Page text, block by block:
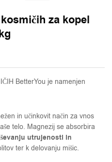
za kopel
BetterYou je namenjen
in učinkovit način za vnos
telo. Magnezij se absorbira
utrujenosti in
ter k delovanju mišic.